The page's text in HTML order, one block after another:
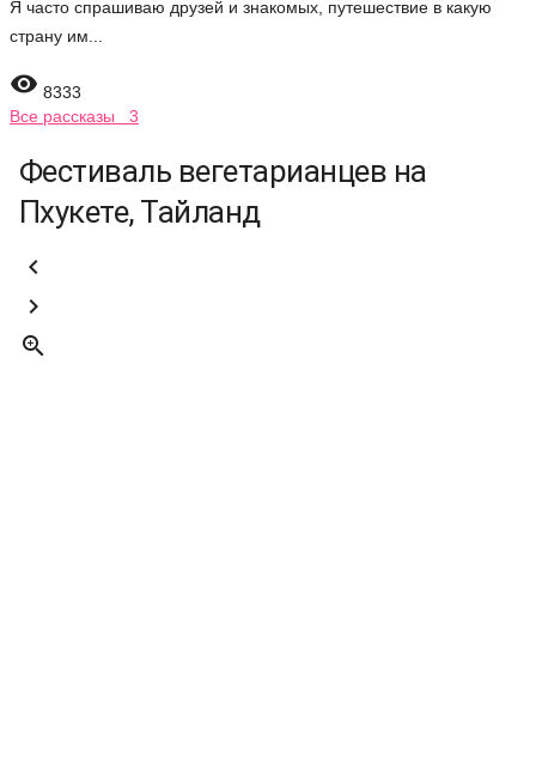
Я часто спрашиваю друзей и знакомых, путешествие в какую
страну им...
 8333
Все рассказы 3
Фестиваль вегетарианцев на
Пхукете, Тайланд


